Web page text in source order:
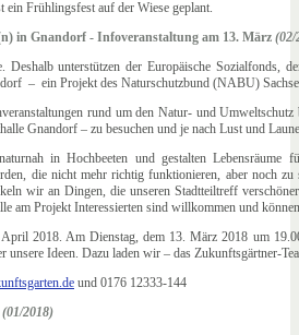
Frühlingsfest auf der Wiese geplant.
in Gnandorf - Infoveranstaltung am 13. März (02/
Deshalb unterstützen der Europäische Sozialfonds,
– ein Projekt des Naturschutzbund (NABU)
rund um den Natur- und
Gnandorf – zu besuchen und je nach Lust und
in Hochbeeten und gestalten Lebensräume
die nicht mehr richtig funktionieren, aber noch
wir an Dingen, die unseren Stadtteiltreff
am Projekt Interessierten sind willkommen und
2018. Am Dienstag, dem 13. März 2018 um
unsere Ideen. Dazu laden wir – das Zukunftsgärtner-
und 0176 12333-144
(01/2018)